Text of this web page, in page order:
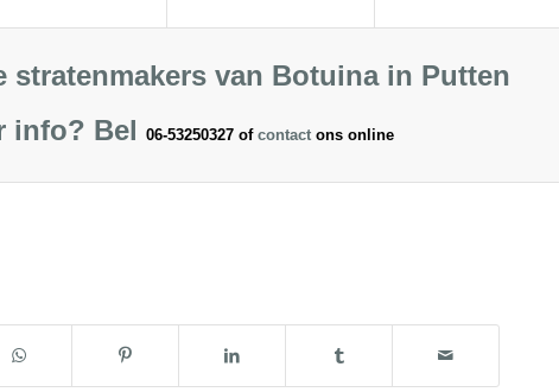
stratenmakers van Botuina in Putten
info? Bel 06-53250327 of contact ons online